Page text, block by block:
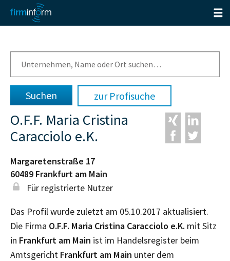
zur Profisuche
O.F.F. Maria Cristina
Caracciolo e.K.
Margaretenstraße 17
60489 Frankfurt am Main
Für registrierte Nutzer
Das Profil wurde zuletzt am 05.10.2017 aktualisiert.
Die Firma O.F.F. Maria Cristina Caracciolo e.K. mit Sitz
in Frankfurt am Main ist im Handelsregister beim
Amtsgericht Frankfurt am Main unter dem